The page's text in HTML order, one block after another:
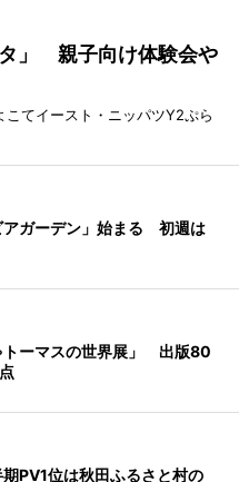
」 親子向け体験会や
こてイースト・ニッパツY2ぷら
アガーデン」始まる 初週は
トーマスの世界展」 出版80
PV1位は秋田ふるさと村の